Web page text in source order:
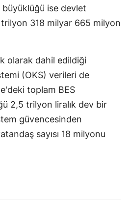
ise devlet
trilyon 318 milyar 665 milyon
olarak dahil edildiği
(OKS) verileri de
toplam BES
2,5 trilyon liralık dev bir
güvencesinden
sayısı 18 milyonu